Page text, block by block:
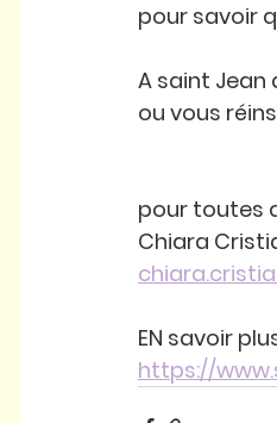
pour savoir
A saint Jean
ou vous
pour toutes
Chiara
EN savoir
https://